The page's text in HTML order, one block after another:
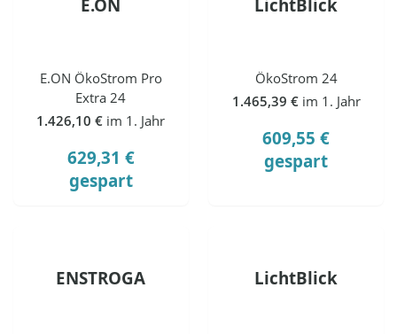
E.ON
E.ON ÖkoStrom Pro
Extra 24
1.426,10 € im 1. Jahr
629,31 €
gespart
LichtBlick
ÖkoStrom 24
1.465,39 € im 1. Jahr
609,55 €
gespart
ENSTROGA LichtBlick